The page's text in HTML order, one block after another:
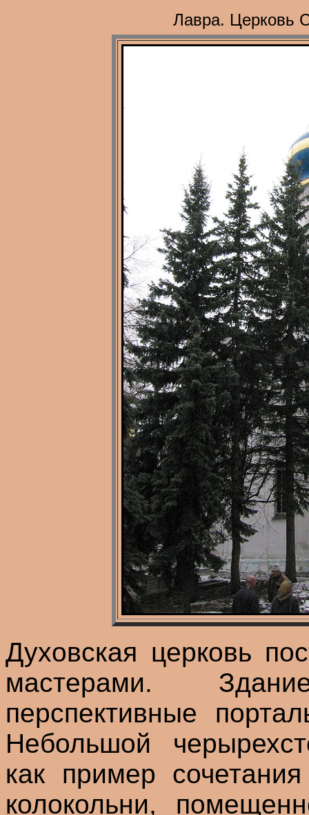
Лавра. Церковь
Духовская церковь
мастерами.
перспективные
Небольшой
как пример
колокольни,